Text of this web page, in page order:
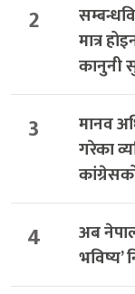
2
मात्र
कानुनी
3
मानव
गरेका
4
अब
भविष्य’